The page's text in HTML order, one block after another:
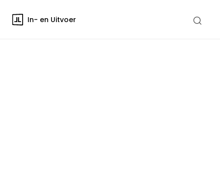
In- en Uitvoer